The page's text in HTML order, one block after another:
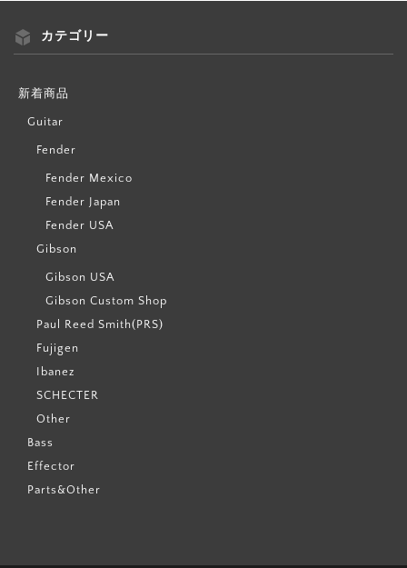
カテゴリー
新着商品
Guitar
Fender
Fender Mexico
Fender Japan
Fender USA
Gibson
Gibson USA
Gibson Custom Shop
Paul Reed Smith(PRS)
Fujigen
Ibanez
SCHECTER
Other
Bass
Effector
Parts&Other